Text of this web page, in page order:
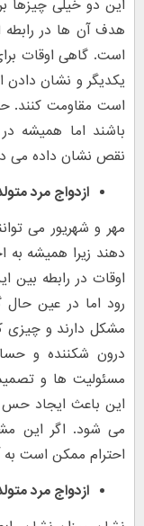
این دو خیلی چیزها
هدف آن ها در رابطه
است. گاهی اوقات
یکدیگر و نشان دادن
است مقاومت کنند.
باشند اما همیشه
نقص نشان داده می
ازدواج مرد
مهر و شهریور می
دهند زیرا همیشه
اوقات در رابطه
رود اما در عین
مشکل دارند و چیزی
درون شکننده و
مسئولیت ها و
این باعث ایجاد حس
می شود. اگر این
احترام ممکن است به
ازدواج مرد